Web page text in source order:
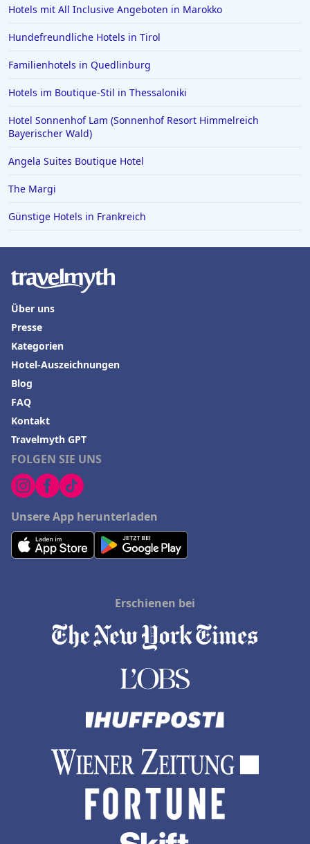
Hotels mit All Inclusive Angeboten in Marokko
Hundefreundliche Hotels in Tirol
Familienhotels in Quedlinburg
Hotels im Boutique-Stil in Thessaloniki
Hotel Sonnenhof Lam (Sonnenhof Resort Himmelreich
Bayerischer Wald)
Angela Suites Boutique Hotel
The Margi
Günstige Hotels in Frankreich
FOLGEN SIE UNS
Unsere App herunterladen
Über uns
Presse
Kategorien
Hotel-Auszeichnungen
Blog
FAQ
Kontakt
Travelmyth GPT
Erschienen bei